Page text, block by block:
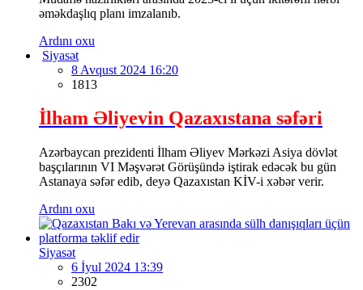
əməkdaşlıq planı imzalanıb.
Ardını oxu
Siyasət
8 Avqust 2024 16:20
1813
İlham Əliyevin Qazaxıstana səfəri
Azərbaycan prezidenti İlham Əliyev Mərkəzi Asiya dövlət
başçılarının VI Məşvərət Görüşündə iştirak edəcək bu gün
Astanaya səfər edib, deyə Qazaxıstan KİV-i xəbər verir.
Ardını oxu
Siyasət
6 İyul 2024 13:39
2302